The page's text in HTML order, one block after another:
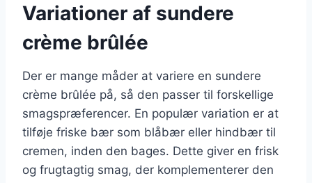
Variationer af sundere
crème brûlée
Der er mange måder at variere en sundere
crème brûlée på, så den passer til forskellige
smagspræferencer. En populær variation er at
tilføje friske bær som blåbær eller hindbær til
cremen, inden den bages. Dette giver en frisk
og frugtagtig smag, der komplementerer den